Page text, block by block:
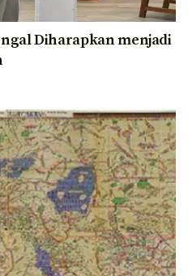
Diharapkan menjadi